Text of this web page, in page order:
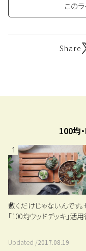
この
Share
100均
1
敷くだけじゃないんです
「100均ウッドデッキ」活
Updated /2017.08.19